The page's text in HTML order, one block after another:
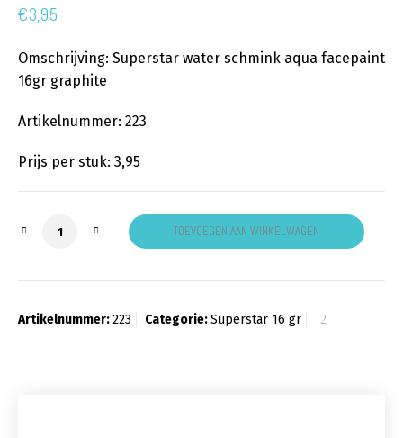
€3,95
Omschrijving: Superstar water schmink aqua facepaint
16gr graphite
Artikelnummer: 223
Prijs per stuk: 3,95
Facepaint graphite aantalTOEVOEGEN AAN WINKELWAGEN
Artikelnummer:223 Categorie:Superstar 16 gr